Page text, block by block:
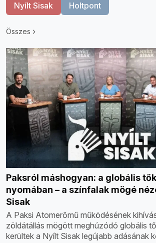
Nyílt Sisak Holtpont
Összes
Paksról máshogyan: a globális
nyomában – a színfalak mögé
Sisak
A Paksi Atomerőmű működésének
zöldátállás mögött meghúzódó globális
kerültek a Nyílt Sisak legújabb adásának